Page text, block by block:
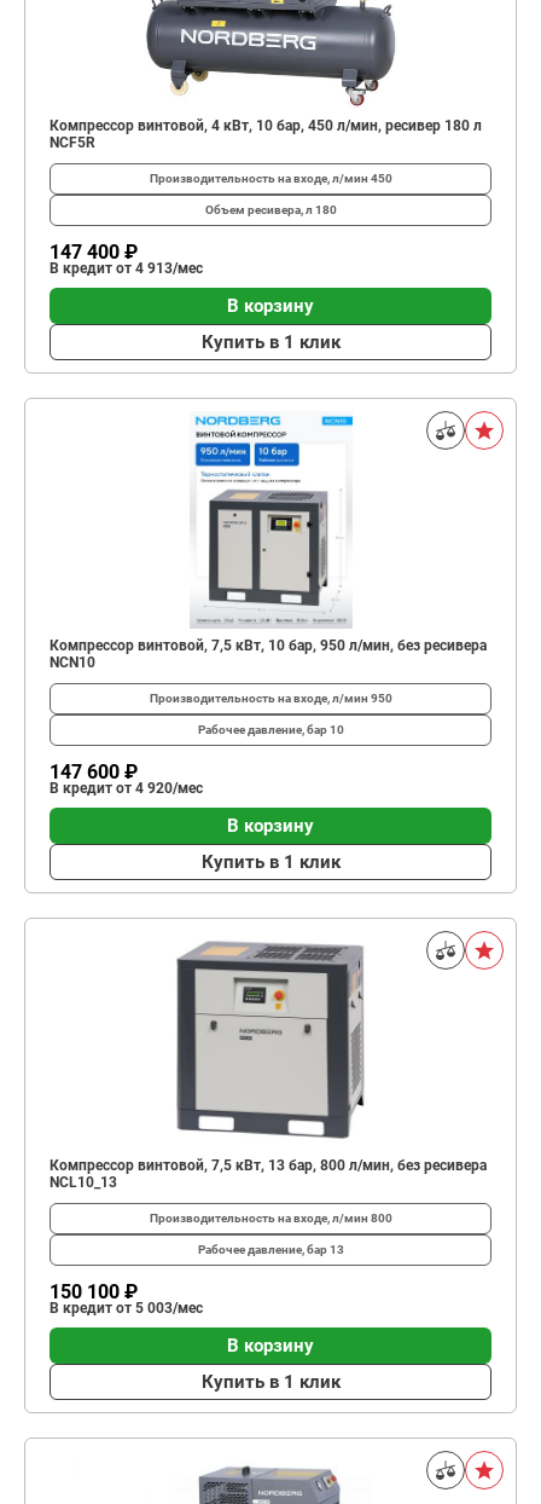
Компрессор винтовой, 4 кВт, 10 бар, 450 л/мин, ресивер 180 л
NCF5R
Производительность на входе, л/мин 450
Объем ресивера, л 180
147 400 ₽
В кредит от 4 913/мес
В корзину
Купить в 1 клик
Компрессор винтовой, 7,5 кВт, 10 бар, 950 л/мин, без ресивера
NCN10
Производительность на входе, л/мин 950
Рабочее давление, бар10
147 600 ₽
В кредит от 4 920/мес
В корзину
Купить в 1 клик
Компрессор винтовой, 7,5 кВт, 13 бар, 800 л/мин, без ресивера
NCL10_13
Производительность на входе, л/мин 800
Рабочее давление, бар13
150 100 ₽
В кредит от 5 003/мес
В корзину
Купить в 1 клик